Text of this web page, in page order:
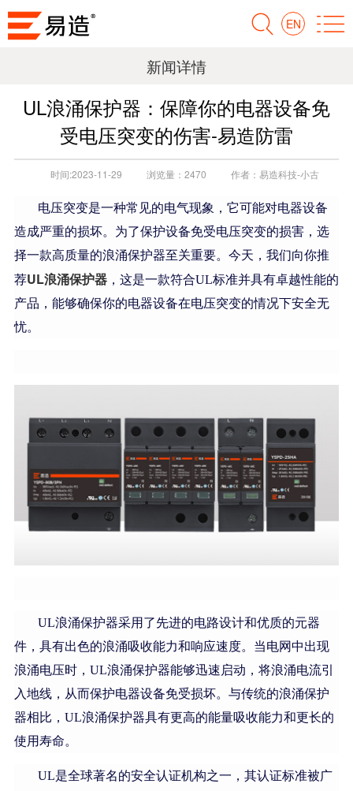
EN
新闻详情
UL浪涌保护器：保障你的电器设备免
受电压突变的伤害-易造防雷
时间:2023-11-29 浏览量： 2470 作者： 易造科技-小古
电压突变是一种常见的电气现象，它可能对电器设备
造成严重的损坏。为了保护设备免受电压突变的损害，选
择一款高质量的浪涌保护器至关重要。今天，我们向你推
荐UL浪涌保护器，这是一款符合UL标准并具有卓越性能的
产品，能够确保你的电器设备在电压突变的情况下安全无
忧。
UL浪涌保护器采用了先进的电路设计和优质的元器
件，具有出色的浪涌吸收能力和响应速度。当电网中出现
浪涌电压时，UL浪涌保护器能够迅速启动，将浪涌电流引
入地线，从而保护电器设备免受损坏。与传统的浪涌保护
器相比，UL浪涌保护器具有更高的能量吸收能力和更长的
使用寿命。
UL是全球著名的安全认证机构之一，其认证标准被广